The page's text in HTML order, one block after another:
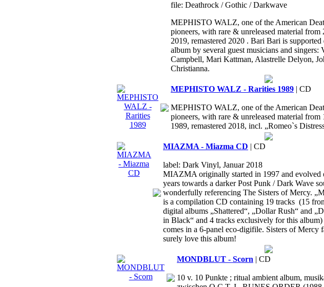
file: Deathrock / Gothic / Darkwave
MEPHISTO WALZ, one of the American
pioneers, with rare & unreleased material from
2019, remastered 2020 . Bari Bari is supported
album by several guest musicians and singers:
Campbell, Mari Kattman, Alastrelle Delyon,
Christianna.
MEPHISTO WALZ - Rarities 1989 | CD
MEPHISTO WALZ, one of the American
pioneers, with rare & unreleased material from
1989, remastered 2018, incl. „Romeo`s
MIAZMA - Miazma CD | CD
label: Dark Vinyl, Januar 2018
MIAZMA originally started in 1997 and evolved
years towards a darker Post Punk / Dark Wave
wonderfully referencing The Sisters of Mercy.
is a compilation CD containing 19 tracks (15
digital albums „Shattered“, „Dollar Rush“ and
in Black“ and 4 tracks exclusively for this album)
comes in a 6-panel eco-digifile. Sisters of Mercy
surely love this album!
MONDBLUT - Scorn | CD
10 v. 10 Punkte ; ritual ambient album,